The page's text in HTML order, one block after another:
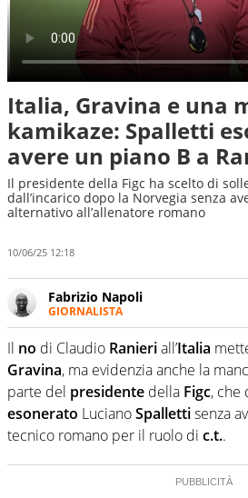
Italia, Gravina e una
kamikaze: Spalletti
avere un piano B a
Il presidente della Figc ha scelto di
dall’incarico dopo la Norvegia senza
alternativo all’allenatore romano
10/06/25 12:18
Fabrizio Napoli
GIORNALISTA
Giornalista professionista, per
il calcio ma è con la pallanuoto
passioni. Cura la
grande festival di waterpolo
Il no di Claudio Ranieriall’Italia
Gravina, ma evidenzia anche la
parte del presidente della Figc, che
esonerato LucianoSpallettisenza
tecnico romano per il ruolo di c.t..